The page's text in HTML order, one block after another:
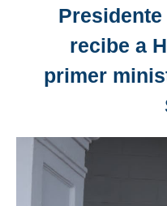
recibe a
primer